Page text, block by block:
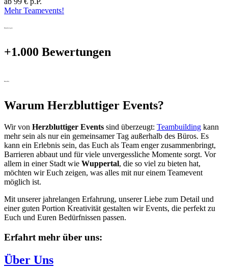
Mehr Teamevents!
Bewertungen
+1.000 Bewertungen
Benefits
Warum Herzbluttiger Events?
Wir von Herzbluttiger Events sind überzeugt: Teambuilding kann
mehr sein als nur ein gemeinsamer Tag außerhalb des Büros. Es
kann ein Erlebnis sein, das Euch als Team enger zusammenbringt,
Barrieren abbaut und für viele unvergessliche Momente sorgt. Vor
allem in einer Stadt wie Wuppertal, die so viel zu bieten hat,
möchten wir Euch zeigen, was alles mit nur einem Teamevent
möglich ist.
Mit unserer jahrelangen Erfahrung, unserer Liebe zum Detail und
einer guten Portion Kreativität gestalten wir Events, die perfekt zu
Euch und Euren Bedürfnissen passen.
Erfahrt mehr über uns:
Über Uns